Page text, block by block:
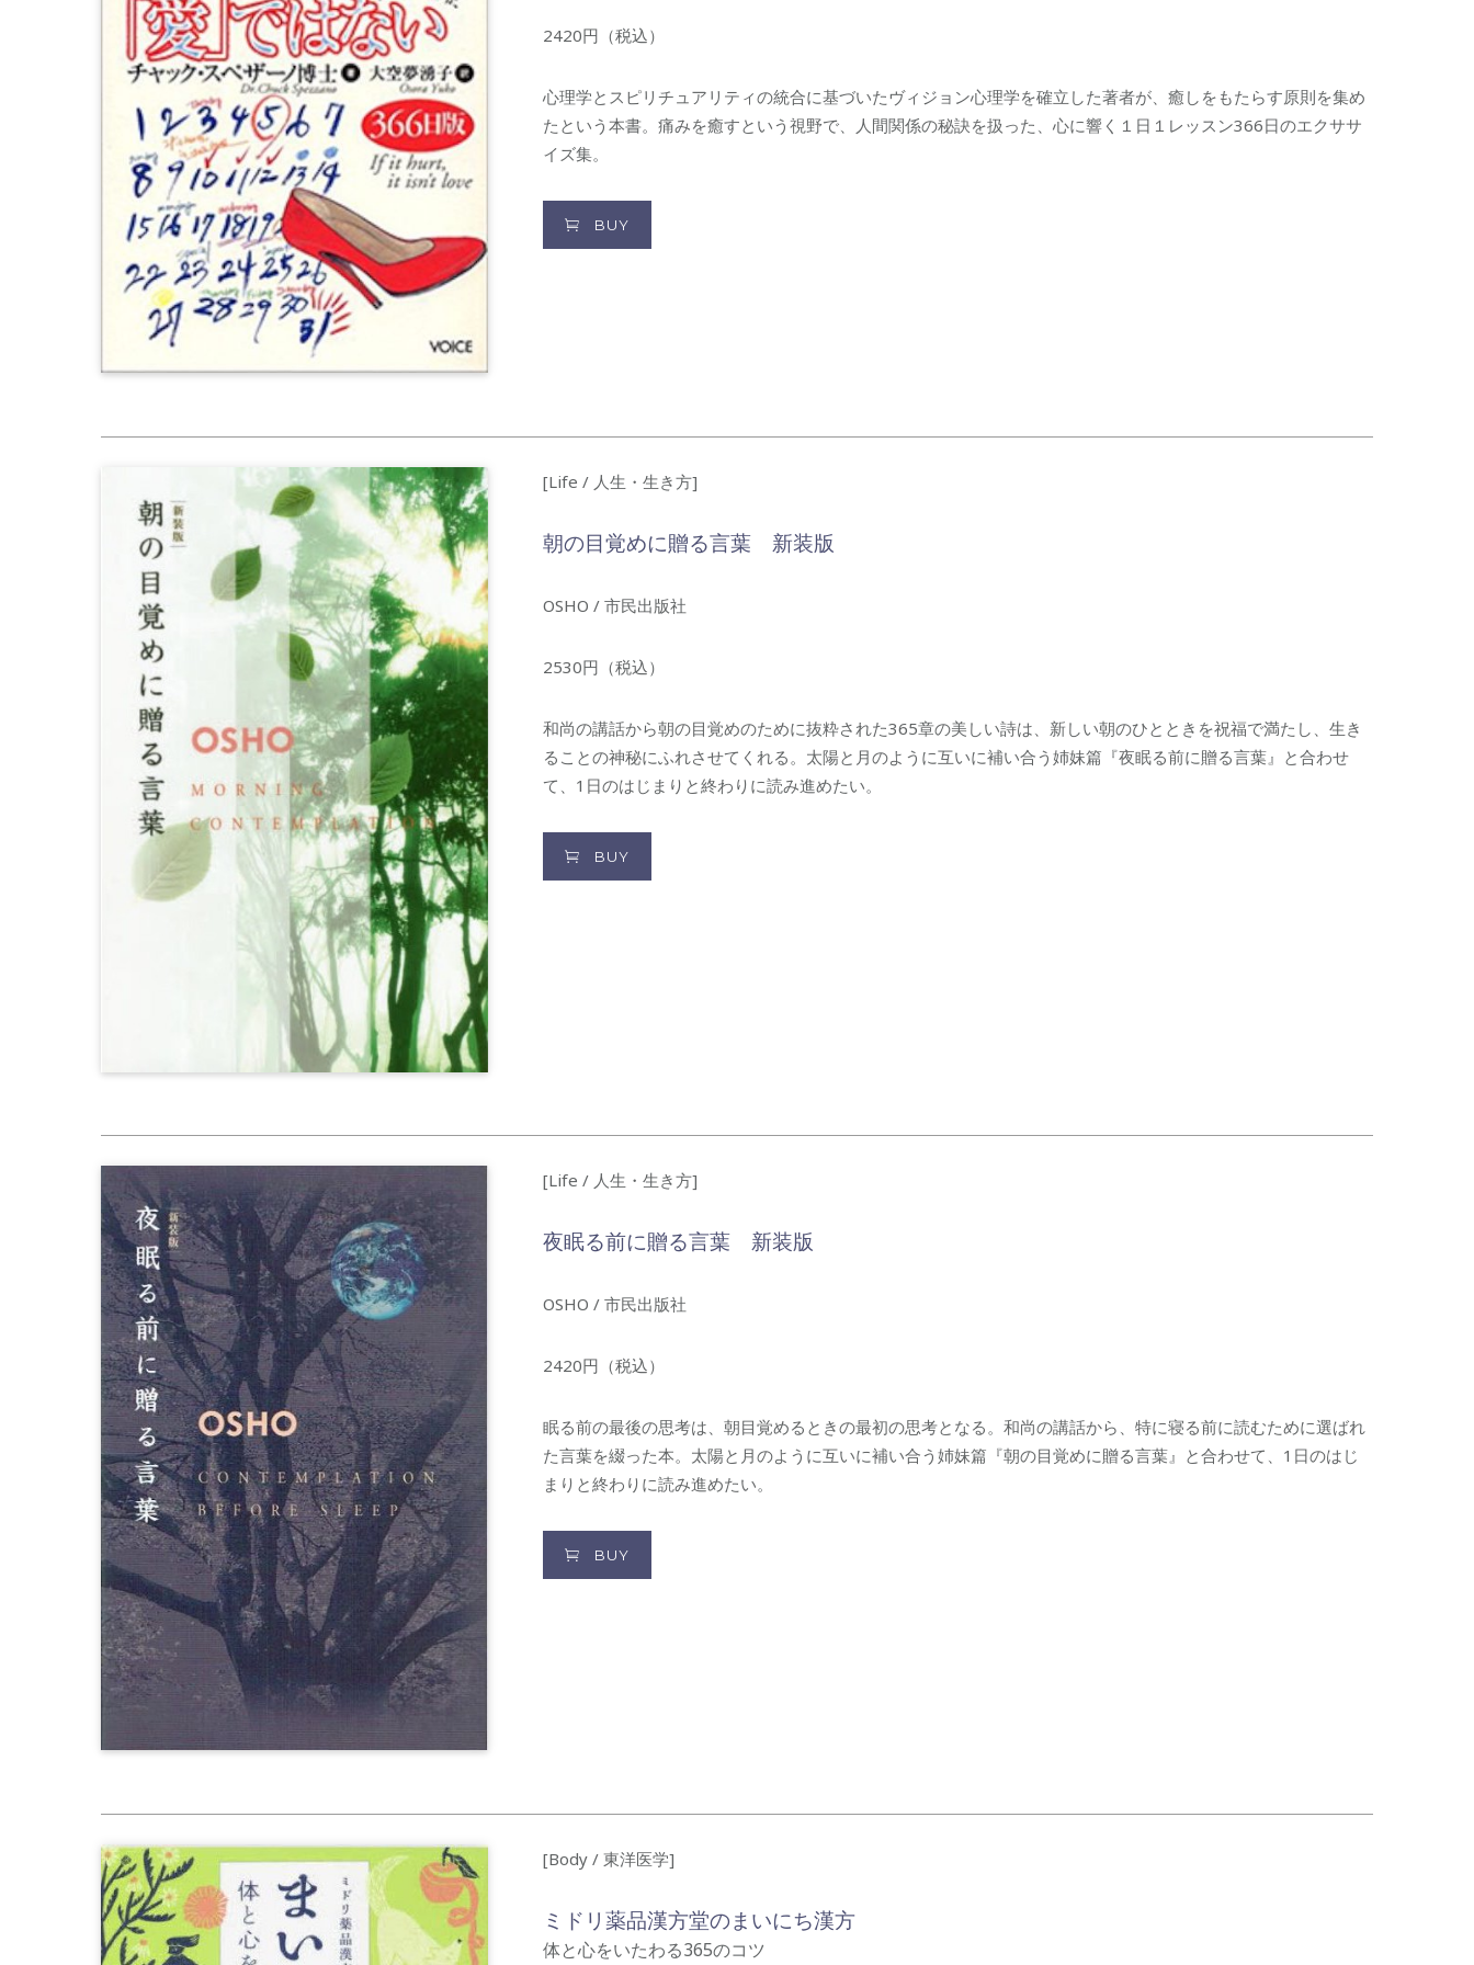
2420円（税込）
心理学とスピリチュアリティの統合に基づいたヴィジョン心理学を確立した著者が、癒しをもたらす原則を集め
たという本書。痛みを癒すという視野で、人間関係の秘訣を扱った、心に響く１日１レッスン366日のエクササ
イズ集。
BUY
[Life / 人生・生き方]
朝の目覚めに贈る言葉 新装版
OSHO / 市民出版社
2530円（税込）
和尚の講話から朝の目覚めのために抜粋された365章の美しい詩は、新しい朝のひとときを祝福で満たし、生き
ることの神秘にふれさせてくれる。太陽と月のように互いに補い合う姉妹篇『夜眠る前に贈る言葉』と合わせ
て、1日のはじまりと終わりに読み進めたい。
BUY
[Life / 人生・生き方]
夜眠る前に贈る言葉 新装版
OSHO / 市民出版社
2420円（税込）
眠る前の最後の思考は、朝目覚めるときの最初の思考となる。和尚の講話から、特に寝る前に読むために選ばれ
た言葉を綴った本。太陽と月のように互いに補い合う姉妹篇『朝の目覚めに贈る言葉』と合わせて、1日のはじ
まりと終わりに読み進めたい。
BUY
[Body / 東洋医学]
ミドリ薬品漢方堂のまいにち漢方
体と心をいたわる365のコツ